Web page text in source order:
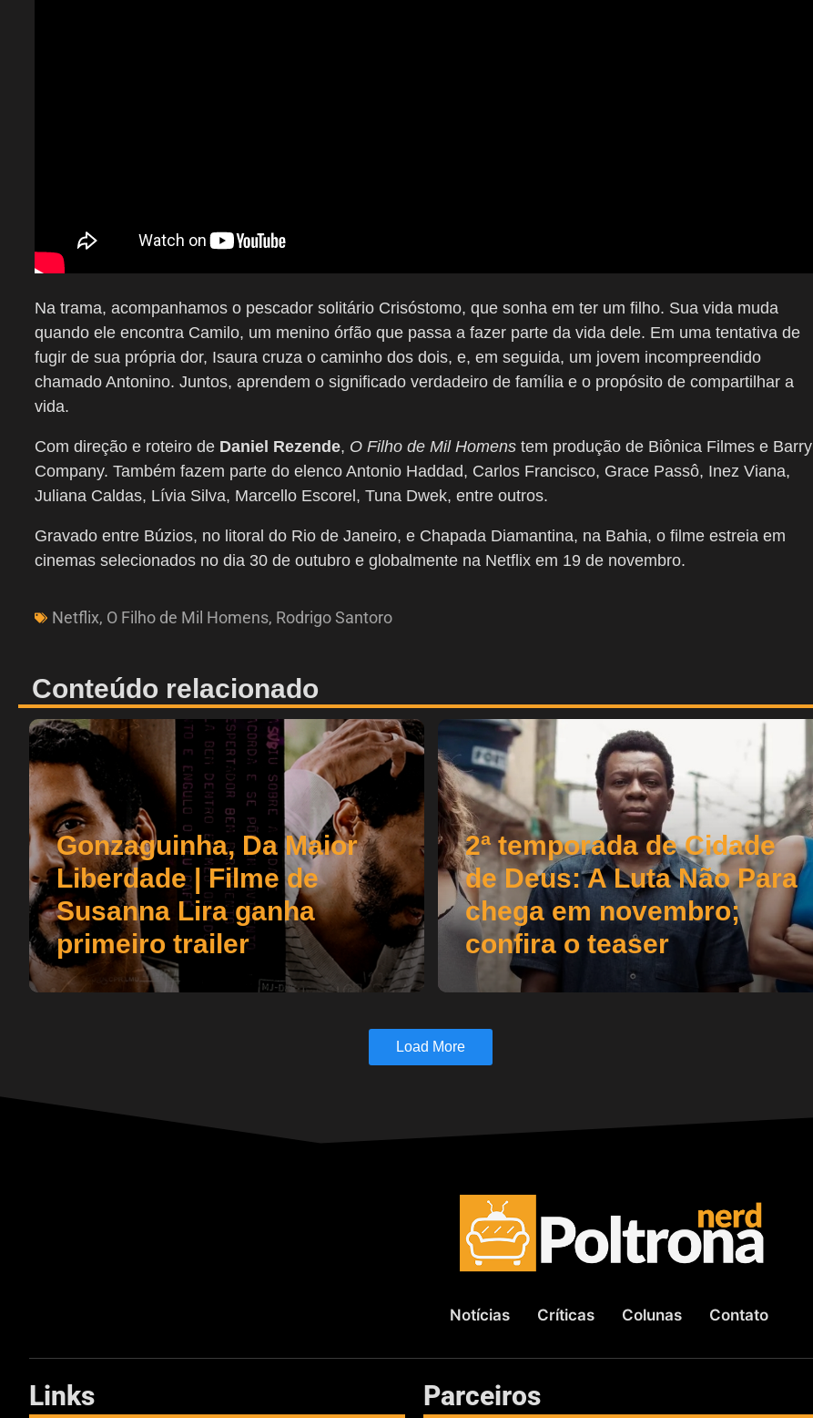
Na trama, acompanhamos o pescador solitário Crisóstomo, que sonha em ter um filho. Sua vida muda
quando ele encontra Camilo, um menino órfão que passa a fazer parte da vida dele. Em uma tentativa de
fugir de sua própria dor, Isaura cruza o caminho dos dois, e, em seguida, um jovem incompreendido
chamado Antonino. Juntos, aprendem o significado verdadeiro de família e o propósito de compartilhar a
vida.
Com direção e roteiro de Daniel Rezende, O Filho de Mil Homens tem produção de Biônica Filmes e Barry
Company. Também fazem parte do elenco Antonio Haddad, Carlos Francisco, Grace Passô, Inez Viana,
Juliana Caldas, Lívia Silva, Marcello Escorel, Tuna Dwek, entre outros.
Gravado entre Búzios, no litoral do Rio de Janeiro, e Chapada Diamantina, na Bahia, o filme estreia em
cinemas selecionados no dia 30 de outubro e globalmente na Netflix em 19 de novembro.
Netflix, O Filho de Mil Homens, Rodrigo Santoro
Conteúdo relacionado
Gonzaguinha, Da Maior
Liberdade | Filme de
Susanna Lira ganha
primeiro trailer
2ª temporada de Cidade
de Deus: A Luta Não Para
chega em novembro;
confira o teaser
Load More
Notícias Críticas Colunas Contato
Links Parceiros